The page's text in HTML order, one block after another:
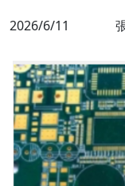
2026/6/11